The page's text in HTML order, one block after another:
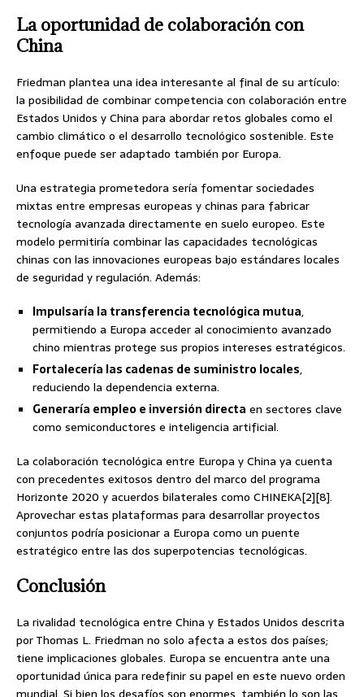
La oportunidad de colaboración con
China
Friedman plantea una idea interesante al final de su artículo:
la posibilidad de combinar competencia con colaboración entre
Estados Unidos y China para abordar retos globales como el
cambio climático o el desarrollo tecnológico sostenible. Este
enfoque puede ser adaptado también por Europa.
Una estrategia prometedora sería fomentar sociedades
mixtas entre empresas europeas y chinas para fabricar
tecnología avanzada directamente en suelo europeo. Este
modelo permitiría combinar las capacidades tecnológicas
chinas con las innovaciones europeas bajo estándares locales
de seguridad y regulación. Además:
Impulsaría la transferencia tecnológica mutua,
permitiendo a Europa acceder al conocimiento avanzado
chino mientras protege sus propios intereses estratégicos.
Fortalecería las cadenas de suministro locales,
reduciendo la dependencia externa.
Generaría empleo e inversión directa en sectores clave
como semiconductores e inteligencia artificial.
La colaboración tecnológica entre Europa y China ya cuenta
con precedentes exitosos dentro del marco del programa
Horizonte 2020 y acuerdos bilaterales como CHINEKA[2][8].
Aprovechar estas plataformas para desarrollar proyectos
conjuntos podría posicionar a Europa como un puente
estratégico entre las dos superpotencias tecnológicas.
Conclusión
La rivalidad tecnológica entre China y Estados Unidos descrita
por Thomas L. Friedman no solo afecta a estos dos países;
tiene implicaciones globales. Europa se encuentra ante una
oportunidad única para redefinir su papel en este nuevo orden